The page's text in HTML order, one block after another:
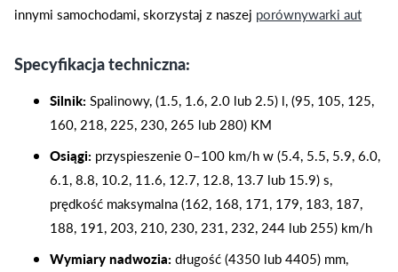
innymi samochodami, skorzystaj z naszej porównywarki aut
Specyfikacja techniczna:
Silnik: Spalinowy, (1.5, 1.6, 2.0 lub 2.5) l, (95, 105, 125,
160, 218, 225, 230, 265 lub 280) KM
Osiągi: przyspieszenie 0–100 km/h w (5.4, 5.5, 5.9, 6.0,
6.1, 8.8, 10.2, 11.6, 12.7, 12.8, 13.7 lub 15.9) s,
prędkość maksymalna (162, 168, 171, 179, 183, 187,
188, 191, 203, 210, 230, 231, 232, 244 lub 255) km/h
Wymiary nadwozia: długość (4350 lub 4405) mm,